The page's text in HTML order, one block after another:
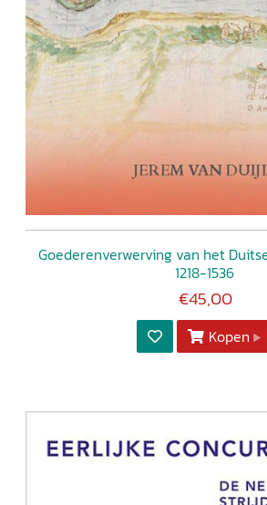
Goederenverwerving van het
1218-1536
€45,00
Kopen